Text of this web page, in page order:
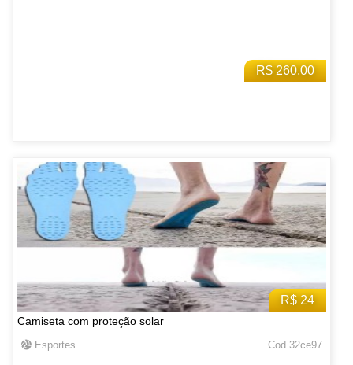
R$ 260,00
R$ 24
Camiseta com proteção solar
Esportes Cod 32ce97